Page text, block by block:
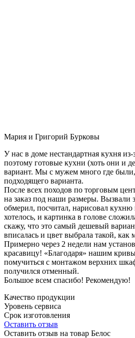
Мария и Григорий Бурковы
У нас в доме нестандартная кухня
поэтому готовые кухни (хоть они и
вариант. Мы с мужем много где
подходящего варианта.
После всех походов по торговым
на заказ под наши размеры. Вызвали
обмерил, посчитал, нарисовал кухню
хотелось, и картинка в голове
скажу, что это самый дешевый
вписалась и цвет выбрала такой, как
Примерно через 2 недели нам
красавицу! «Благодаря» нашим
помучиться с монтажом верхних
получился отменный.
Большое всем спасибо! Рекомендую!
Качество продукции
Уровень сервиса
Срок изготовления
Оставить отзыв
Оставить отзыв на товар Белос